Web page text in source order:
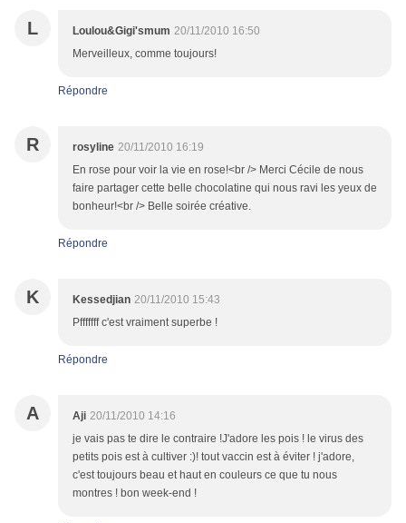
L Loulou&Gigi'smum 20/11/2010 16:50
Merveilleux, comme toujours!
Répondre
R rosyline 20/11/2010 16:19
En rose pour voir la vie en rose!<br /> Merci Cécile de nous
faire partager cette belle chocolatine qui nous ravi les yeux de
bonheur!<br /> Belle soirée créative.
Répondre
K Kessedjian 20/11/2010 15:43
Pfffffff c'est vraiment superbe !
Répondre
A Aji 20/11/2010 14:16
je vais pas te dire le contraire !J'adore les pois ! le virus des
petits pois est à cultiver :)! tout vaccin est à éviter ! j'adore,
c'est toujours beau et haut en couleurs ce que tu nous
montres ! bon week-end !